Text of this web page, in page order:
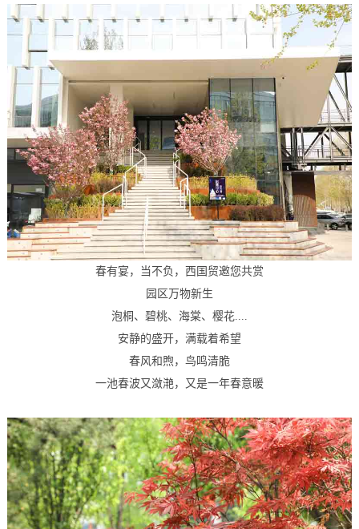
春有宴，当不负，西国贸邀您共赏
园区万物新生
泡桐、碧桃、海棠、樱花....
安静的盛开，满载着希望
春风和煦，鸟鸣清脆
一池春波又潋滟，又是一年春意暖